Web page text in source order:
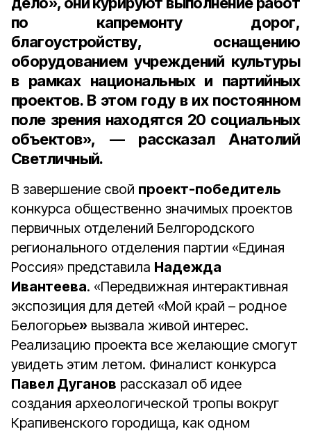
по капремонту дорог,
благоустройству, оснащению
оборудованием учреждений культуры
в рамках национальных и партийных
проектов. В этом году в их постоянном
поле зрения находятся 20 социальных
объектов», — рассказал Анатолий
Светличный.
В завершение свой проект-победитель
конкурса общественно значимых проектов
первичных отделений Белгородского
регионального отделения партии «Единая
Россия» представила Надежда
Ивантеева. «Передвижная интерактивная
экспозиция для детей «Мой край – родное
Белогорье» вызвала живой интерес.
Реализацию проекта все желающие смогут
увидеть этим летом. Финалист конкурса
Павел Дуганов рассказал об идее
создания археологической тропы вокруг
Крапивенского городища, как одном